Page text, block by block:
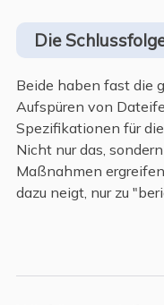
Die
Beide haben fast die
Aufspüren von
Spezifikationen für
Nicht nur das,
Maßnahmen
dazu neigt, nur zu